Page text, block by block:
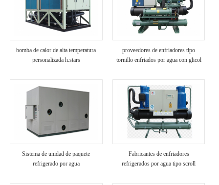
bomba de calor de alta temperatura
personalizada h.stars
proveedores de enfriadores tipo
tornillo enfriados por agua con glicol
Sistema de unidad de paquete
refrigerado por agua
Fabricantes de enfriadores
refrigerados por agua tipo scroll